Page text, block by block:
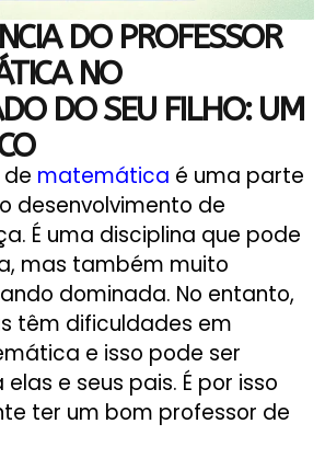
DO PROFESSOR
NO
DO SEU FILHO: UM
matemática é uma parte
desenvolvimento de
É uma disciplina que pode
mas também muito
dominada. No entanto,
têm dificuldades em
e isso pode ser
e seus pais. É por isso
ter um bom professor de